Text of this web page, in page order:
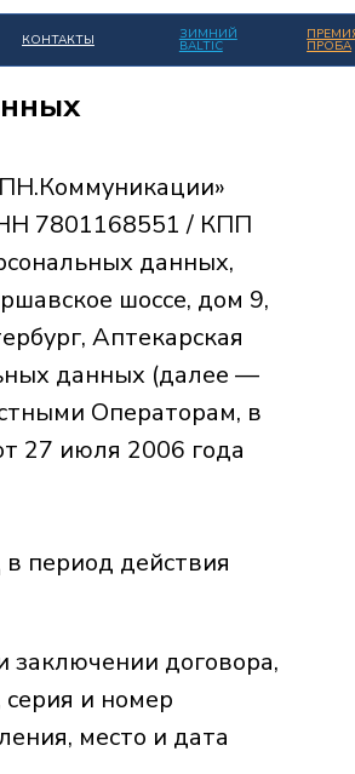
BALTIC BALTIC
ПРЕМИЯ
ПРОБА
7801168551 / КПП
данных,
шоссе, дом 9,
Аптекарская
данных (далее —
Операторам, в
27 июля 2006 года
период действия
заключении договора,
и номер
место и дата